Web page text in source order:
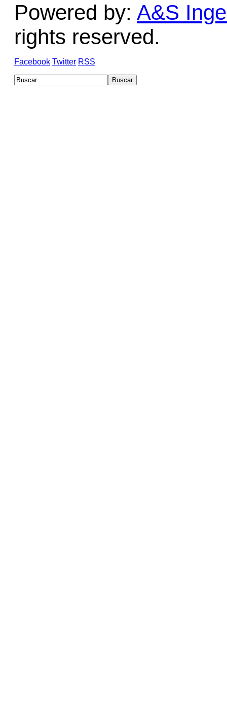
Powered by: A&S
rights reserved.
Facebook Twitter RSS